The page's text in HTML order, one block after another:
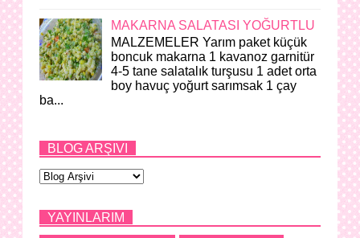
MAKARNA SALATASI YOĞURTLU
MALZEMELER Yarım paket küçük
boncuk makarna 1 kavanoz garnitür
4-5 tane salatalık turşusu 1 adet orta
boy havuç yoğurt sarımsak 1 çay
ba...
BLOG ARŞIVI
YAYINLARIM